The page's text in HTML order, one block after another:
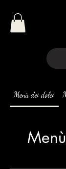
Menù dei dolci